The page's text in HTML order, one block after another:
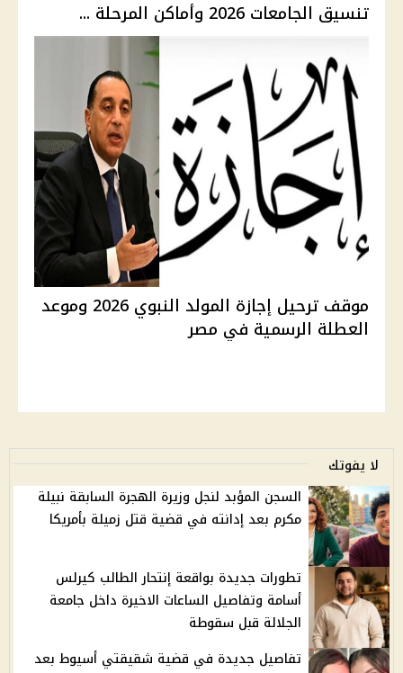
تنسيق الجامعات 2026 وأماكن المرحلة ...
موقف ترحيل إجازة المولد النبوي 2026 وموعد
العطلة الرسمية في مصر
لا يفوتك
السجن المؤبد لنجل وزيرة الهجرة السابقة نبيلة
مكرم بعد إدانته في قضية قتل زميلة بأمريكا
تطورات جديدة بواقعة إنتحار الطالب كيرلس
أسامة وتفاصيل الساعات الاخيرة داخل جامعة
الجلالة قبل سقوطة
تفاصيل جديدة في قضية شقيقتي أسيوط بعد